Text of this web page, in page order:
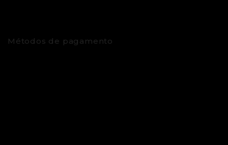
Métodos de pagamento